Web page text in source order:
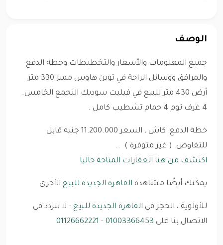
الوصف
جميع المعلومات والأسعار والتخطيطات وخطة الدفع
والمرافق ووسائل الراحة في توين هاوس مميز 330 متر
أرض 430 متر للبيع في فيليت سوديك التجمع الخامس.
4 غرف نوم 4 حمام تشطيب كامل .
خطة الدفع: كاش ، السعر 11.200.000 جنيه قابل
للتفاوض ( غير متوفرة ) ..
اكتشف من هنا العقارات المتاحة حاليا
يمكنك أيضًا مشاهدة القاهرة الجديدة للبيع الأخرى
للأولوية ، الحجز في القاهرة الجديدة للبيع - لا تتردد في
الاتصال بنا على 01003366453
-
01126662221